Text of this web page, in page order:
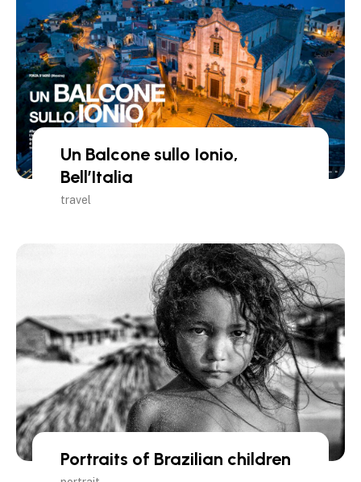
Un Balcone sullo Ionio,
Bell’Italia
travel
Portraits of Brazilian children